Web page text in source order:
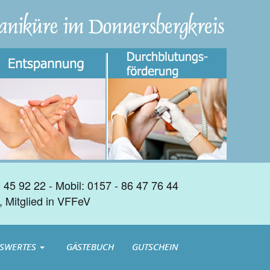
92 22 - Mobil: 0157 - 86 47 76 44
in VFFeV
GÄSTEBUCH GUTSCHEIN